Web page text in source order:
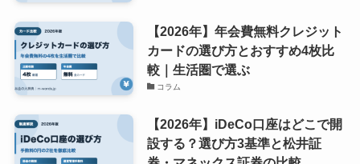
【2026年】年会費無料クレジット
カードの選び方とおすすめ4枚比
較｜生活圏で選ぶ
コラム
【2026年】iDeCo口座はどこで開
設する？選び方3基準と松井証